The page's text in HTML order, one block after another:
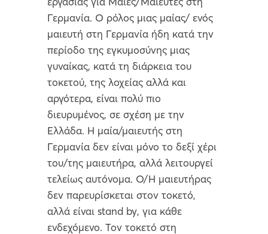
Γερμανία. O ρόλος μιας μαίας/ ενός
μαιευτή στη Γερμανία ήδη κατά την
περίοδο της εγκυμοσύνης μιας
γυναίκας, κατά τη διάρκεια του
τοκετού, της λοχείας αλλά και
αργότερα, είναι πολύ πιο
διευρυμένος, σε σχέση με την
Ελλάδα. Η μαία/μαιευτής στη
Γερμανία δεν είναι μόνο το δεξί χέρι
του/της μαιευτήρα, αλλά λειτουργεί
τελείως αυτόνομα. Ο/Η μαιευτήρας
δεν παρευρίσκεται στον τοκετό,
αλλά είναι stand by, για κάθε
ενδεχόμενο. Τον τοκετό στη